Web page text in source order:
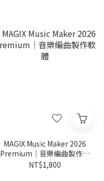
MAGIX Music Maker 2026
Premium｜音樂編曲製作軟
體
NT$1,800